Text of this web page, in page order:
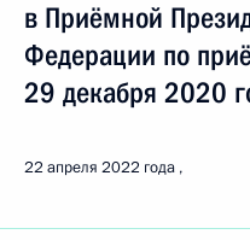
в Приёмной
Федерации по
29 декабря 2020
22 апреля 2022 года